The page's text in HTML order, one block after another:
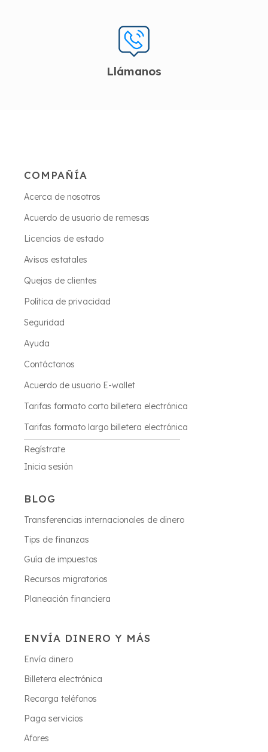
Llámanos
COMPAÑÍA
Acerca de nosotros
Acuerdo de usuario de remesas
Licencias de estado
Avisos estatales
Quejas de clientes
Política de privacidad
Seguridad
Ayuda
Contáctanos
Acuerdo de usuario E-wallet
Tarifas formato corto billetera electrónica
Tarifas formato largo billetera electrónica
Regístrate
Inicia sesión
BLOG
Transferencias internacionales de dinero
Tips de finanzas
Guía de impuestos
Recursos migratorios
Planeación financiera
ENVÍA DINERO Y MÁS
Envía dinero
Billetera electrónica
Recarga teléfonos
Paga servicios
Afores